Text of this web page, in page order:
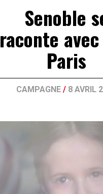
Senoble
raconte avec
Paris
CAMPAGNE/ 8 AVRIL